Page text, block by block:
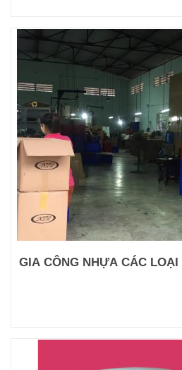
GIA CÔNG NHỰA CÁC LOẠI